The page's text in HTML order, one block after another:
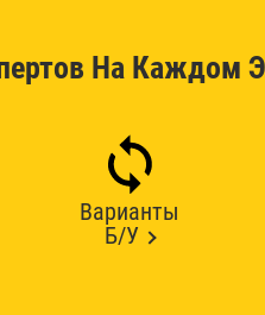
На Каждом
Варианты
Б/У